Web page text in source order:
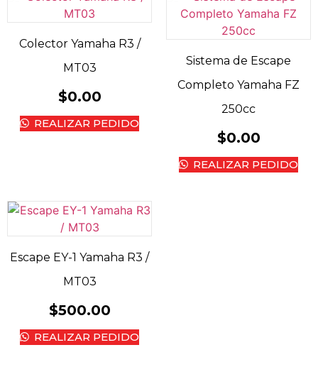
Colector Yamaha R3 /
MT03
$0.00
REALIZAR PEDIDO
Sistema de Escape
Completo Yamaha FZ
250cc
$0.00
REALIZAR PEDIDO
Escape EY-1 Yamaha R3 /
MT03
$500.00
REALIZAR PEDIDO